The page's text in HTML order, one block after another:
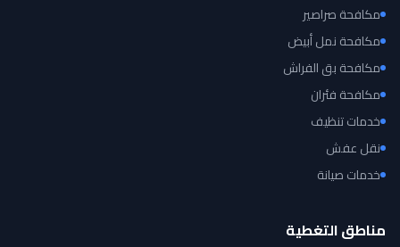
مكافحة صراصير
مكافحة نمل أبيض
مكافحة بق الفراش
مكافحة فئران
خدمات تنظيف
نقل عفش
خدمات صيانة
مناطق التغطية